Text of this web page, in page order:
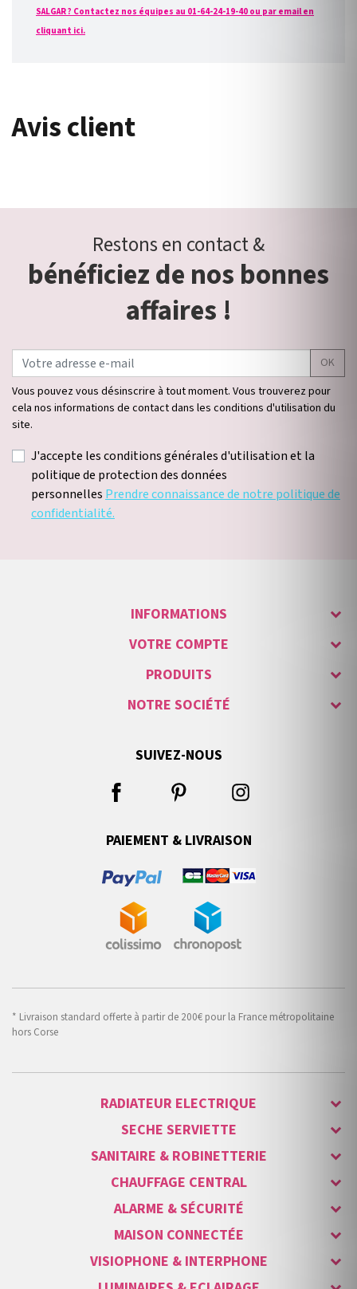
SALGAR ? Contactez nos équipes au 01-64-24-19-40 ou par email en
cliquant ici.
Avis client
Restons en contact &
bénéficiez de nos bonnes
affaires !
OK
Vous pouvez vous désinscrire à tout moment. Vous trouverez pour
cela nos informations de contact dans les conditions d'utilisation du
site.
J'accepte les conditions générales d'utilisation et la
politique de protection des données
personnellesPrendre connaissance de notre politique de
confidentialité.
INFORMATIONS
VOTRE COMPTE
PRODUITS
NOTRE SOCIÉTÉ
SUIVEZ-NOUS
PAIEMENT & LIVRAISON
* Livraison standard offerte à partir de 200€ pour la France métropolitaine
hors Corse
RADIATEUR ELECTRIQUE
SECHE SERVIETTE
SANITAIRE & ROBINETTERIE
CHAUFFAGE CENTRAL
ALARME & SÉCURITÉ
MAISON CONNECTÉE
VISIOPHONE & INTERPHONE